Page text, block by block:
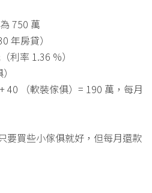
750 萬
年房貸）
利率 1.36 %）
40 （軟裝傢俱）= 190 萬，每月
要買些小傢俱就好，但每月還款